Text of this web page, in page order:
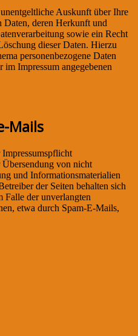
Auskunft über Ihre
Daten, deren Herkunft und
sowie ein Recht
dieser Daten. Hierzu
personenbezogene Daten
im Impressum angegebenen
Mails
von nicht
und Informationsmaterialien
der Seiten behalten sich
Falle der unverlangten
etwa durch Spam-E-Mails,